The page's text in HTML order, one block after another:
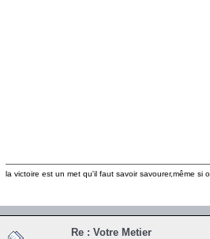
la victoire est un met qu'il faut savoir savourer,même si
Re : Votre Metier